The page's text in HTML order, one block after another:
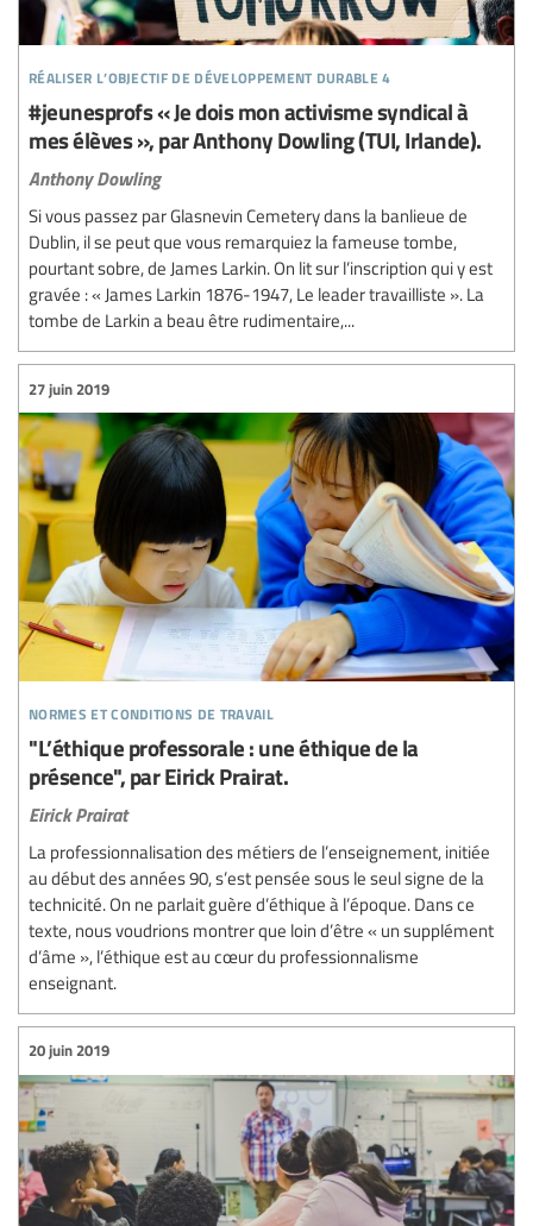
réaliser l’objectif de développement durable 4
#jeunesprofs « Je dois mon activisme syndical à
mes élèves », par Anthony Dowling (TUI, Irlande).
Anthony Dowling
Si vous passez par Glasnevin Cemetery dans la banlieue de
Dublin, il se peut que vous remarquiez la fameuse tombe,
pourtant sobre, de James Larkin. On lit sur l’inscription qui y est
gravée : « James Larkin 1876-1947, Le leader travailliste ». La
tombe de Larkin a beau être rudimentaire,...
normes et conditions de travail
27 juin 2019
"L’éthique professorale : une éthique de la
présence", par Eirick Prairat.
Eirick Prairat
La professionnalisation des métiers de l’enseignement, initiée
au début des années 90, s’est pensée sous le seul signe de la
technicité. On ne parlait guère d’éthique à l’époque. Dans ce
texte, nous voudrions montrer que loin d’être « un supplément
d’âme », l’éthique est au cœur du professionnalisme
enseignant.
20 juin 2019